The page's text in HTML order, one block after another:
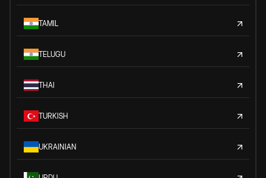
TAMIL
TELUGU
THAI
TURKISH
UKRAINIAN